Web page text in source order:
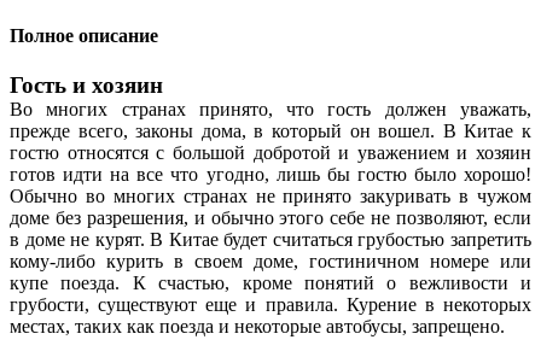
Полное описание
Гость и хозяин
Во многих странах принято, что гость должен уважать,
прежде всего, законы дома, в который он вошел. В Китае к
гостю относятся с большой добротой и уважением и хозяин
готов идти на все что угодно, лишь бы гостю было хорошо!
Обычно во многих странах не принято закуривать в чужом
доме без разрешения, и обычно этого себе не позволяют, если
в доме не курят. В Китае будет считаться грубостью запретить
кому-либо курить в своем доме, гостиничном номере или
купе поезда. К счастью, кроме понятий о вежливости и
грубости, существуют еще и правила. Курение в некоторых
местах, таких как поезда и некоторые автобусы, запрещено.